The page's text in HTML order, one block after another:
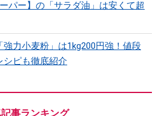
パー】の「サラダ油」は安くて超
力小麦粉」は1kg200円強！値段
シピも徹底紹介